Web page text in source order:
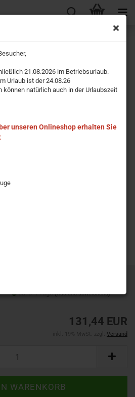
21.08.2026 im Betriebsurlaub.
Urlaub ist der 24.08.26
können natürlich auch in der Urlaubszeit
unseren Onlineshop erhalten Sie
mm
ca. 3-4 Tage(Ausland abweichend)
131,44 EUR
Versand